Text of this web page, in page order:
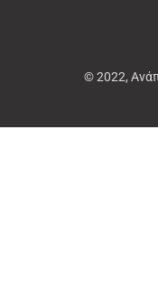
© 2022,